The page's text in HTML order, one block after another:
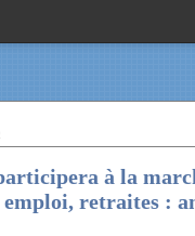
à la
emploi, retraites :